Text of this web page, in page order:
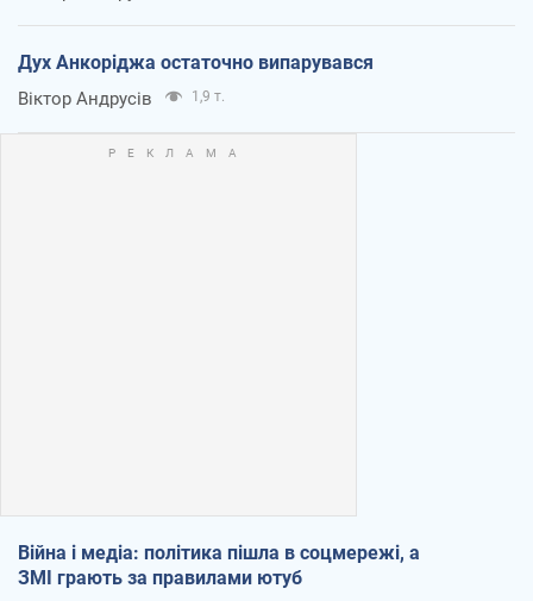
Дух Анкоріджа остаточно випарувався
Віктор Андрусів 1,9 т.
Війна і медіа: політика пішла в соцмережі, а
ЗМІ грають за правилами ютуб